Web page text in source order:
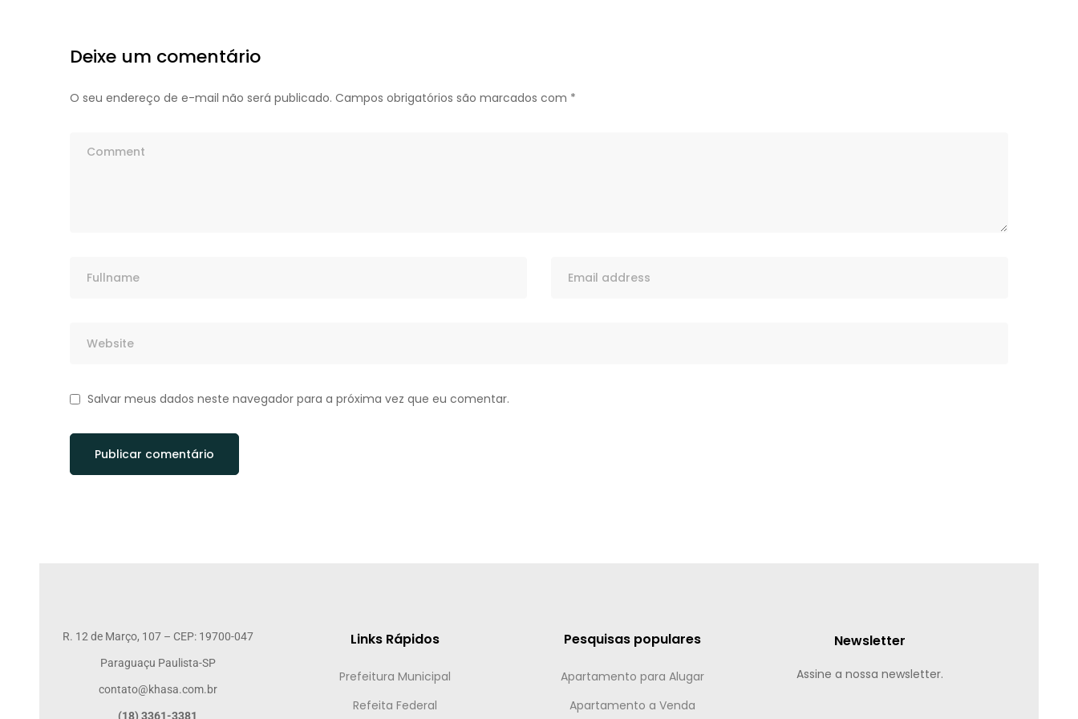
Deixe um comentário
O seu endereço de e-mail não será publicado. Campos obrigatórios são marcados com *
Salvar meus dados neste navegador para a próxima vez que eu comentar.
R. 12 de Março, 107 – CEP: 19700-047
Paraguaçu Paulista-SP
contato@khasa.com.br
(18) 3361-3381
Links Rápidos
Prefeitura Municipal
Refeita Federal
Pesquisas populares
Apartamento para Alugar
Apartamento a Venda
Newsletter
Assine a nossa newsletter.